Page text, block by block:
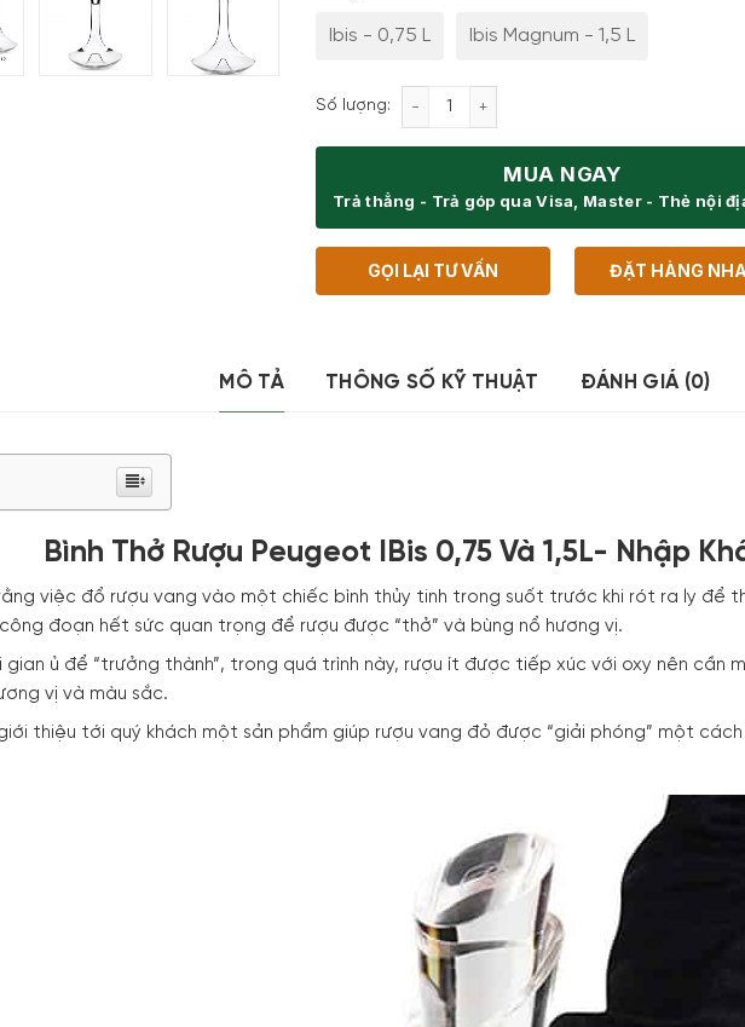
Ibis - 0,75 L Ibis Magnum - 1,5 L
Số lượng: Bình thở rượu vang Peugeot Ibis số
MUA NGAY
Trả thẳng - Trả góp qua Visa, Master - Thẻ nội
GỌI LẠI TƯ VẤN ĐẶT HÀNG
MÔ TẢ THÔNG SỐ KỸ THUẬT ĐÁNH GIÁ (0)
Bình Thở Rượu Peugeot IBis 0,75 Và 1,5L- Nhập
việc đổ rượu vang vào một chiếc bình thủy tinh trong suốt trước khi rót ra ly để
công đoạn hết sức quan trọng để rượu được “thở” và bùng nổ hương vị.
gian ủ để “trưởng thành”, trong quá trình này, rượu ít được tiếp xúc với oxy nên cần
vị và màu sắc.
giới thiệu tới quý khách một sản phẩm giúp rượu vang đỏ được “giải phóng” một